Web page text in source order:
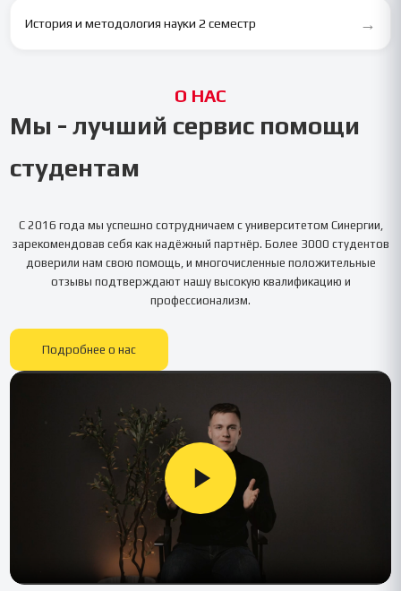
История и методология науки 2 семестр →
О НАС
Мы - лучший сервис помощи
студентам
С 2016 года мы успешно сотрудничаем с университетом Синергии
зарекомендовав себя как надёжный партнёр. Более 3000 студентов
доверили нам свою помощь, и многочисленные положительные
отзывы подтверждают нашу высокую квалификацию и
профессионализм.
Подробнее о нас